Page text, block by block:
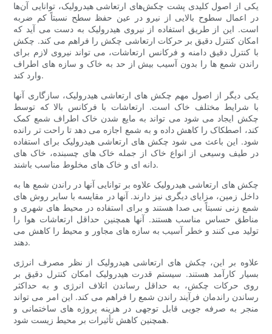
یکی از اصول کلیدی پشت چکش‌های ارتعاشی هیدرولیک، توانایی آن‌ها
در اعمال سطوح بالایی از نیرو در عین حفظ سطح نسبتاً کم ضربه
است. این از طریق استفاده از نیروی هیدرولیک به دست می آید که
امکان کنترل دقیق بر حرکات ارتعاشی چکش را فراهم می کند. چکش
با کنترل دقیق دامنه و فرکانس ارتعاشات، می تواند نیروی لازم برای
راندن شمع ها را بدون آسیب بیش از حد به خاک و سازه های اطراف
وارد کند.
یکی دیگر از اصول مهم چکش های ارتعاشی هیدرولیک، سازگاری آنها
با شرایط مختلف خاک است. ارتعاشات با فرکانس بالا که توسط
چکش ایجاد می شود می تواند به مایع شدن خاک اطراف شمع کمک
کند، اصطکاک را کاهش داده و به شمع اجازه می دهد تا راحت تر رانده
شود. این باعث می شود چکش های ارتعاشی هیدرولیک برای استفاده
در طیف وسیعی از انواع خاک از جمله خاک های چسبنده، خاک های
دانه ای و خاک های مخلوط مناسب باشند.
چکش های ارتعاشی هیدرولیک علاوه بر توانایی آنها در راندن شمع ها به
داخل زمین، مزایای دیگری نیز دارند. آنها در مقایسه با سایر روش های
شمع زنی نسبتاً بی صدا هستند و برای استفاده در محیط های شهری و
مناطق حساس مناسب هستند. آنها همچنین حداقل ارتعاشات هوا را
تولید می کنند و خطر آسیب به سازه های مجاور و محیط را کاهش می
دهند.
علاوه بر این، چکش های ارتعاشی هیدرولیک از نظر مصرف انرژی
بسیار کارآمد هستند. سیستم قدرت هیدرولیک امکان کنترل دقیق بر
روی حرکات چکش، به حداقل رساندن اتلاف انرژی و به حداکثر
رساندن راندمان فرآیند راندن شمع را فراهم می کند. این امر می تواند
منجر به صرفه جویی قابل توجهی در هزینه پروژه های ساختمانی و
همچنین کاهش تأثیرات بر محیط زیست شود.